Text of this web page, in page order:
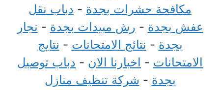
مكافحة حشرات بجدة - دباب نقل
عفش بجدة - رش مبيدات بجدة - نجار
بجدة - نتائج الامتحانات - نتايج
الامتحانات - اخبارنا الان - دباب توصيل
بجدة - شركة تنظيف منازل